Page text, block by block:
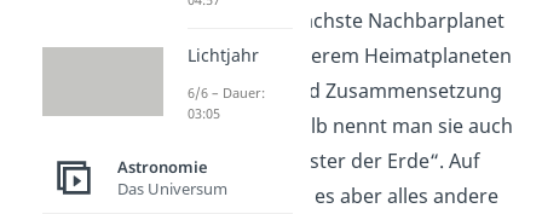
nächste Nachbarplanet
der Erde. Sie ist unserem Heimatplaneten
in Größe, Masse und Zusammensetzung
sehr ähnlich. Deshalb nennt man sie auch
die „Zwillingsschwester der Erde“. Auf
ihrer Oberfläche ist es aber alles andere
Lichtjahr
6/6 – Dauer:
03:05
Astronomie
Das Universum